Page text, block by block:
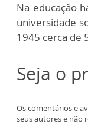
Na educação
universidade
1945 cerca de
Seja o
Os comentários e
seus autores e não